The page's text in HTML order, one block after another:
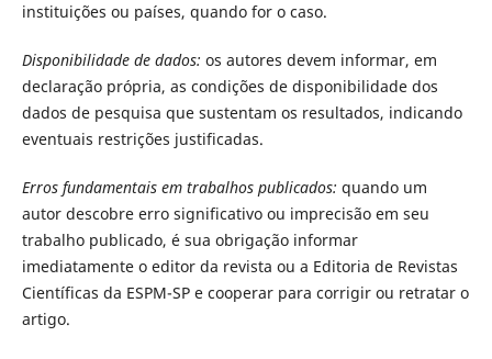
instituições ou países, quando for o caso.
Disponibilidade de dados: os autores devem informar, em
declaração própria, as condições de disponibilidade dos
dados de pesquisa que sustentam os resultados, indicando
eventuais restrições justificadas.
Erros fundamentais em trabalhos publicados: quando um
autor descobre erro significativo ou imprecisão em seu
trabalho publicado, é sua obrigação informar
imediatamente o editor da revista ou a Editoria de Revistas
Científicas da ESPM-SP e cooperar para corrigir ou retratar o
artigo.